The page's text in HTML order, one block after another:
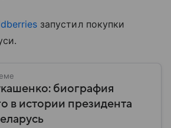
запустил покупки
биография
в истории президента